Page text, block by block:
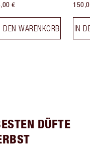
€
DEN WARENKORB
150,00
IN
DÜFTE